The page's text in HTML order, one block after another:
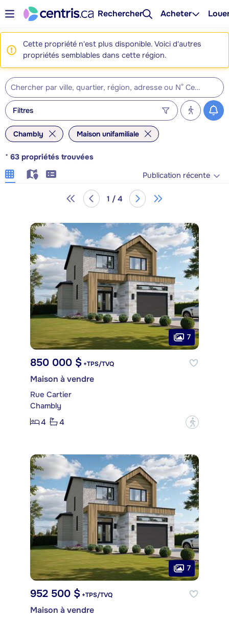
Rechercher Acheter
Cette propriété n'est plus disponible. Voici d'autres
propriétés semblables dans cette région.
Filtres
Chambly Maison unifamiliale
* 63 propriétés trouvées
Publication récente
1 / 4
7
850 000 $ +TPS/TVQ
Maison à vendre
Rue Cartier
Chambly
4
4 ?
7
952 500 $ +TPS/TVQ
Maison à vendre